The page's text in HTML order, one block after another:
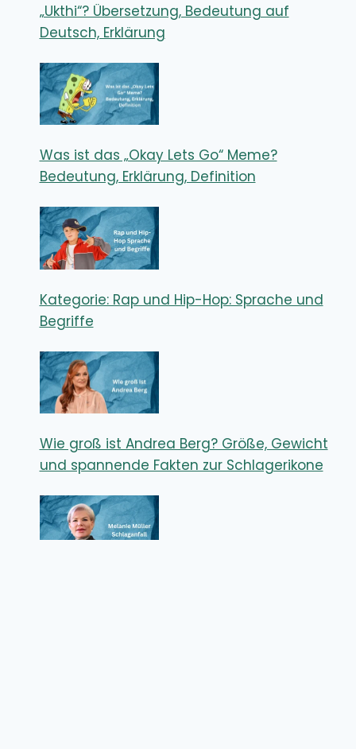
„Ukthi“? Übersetzung, Bedeutung auf
Deutsch, Erklärung
Was ist das „Okay Lets Go“ Meme?
Bedeutung, Erklärung, Definition
Kategorie: Rap und Hip-Hop: Sprache und
Begriffe
Wie groß ist Andrea Berg? Größe, Gewicht
und spannende Fakten zur Schlagerikone